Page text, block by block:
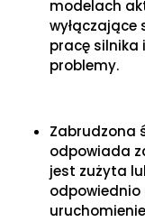
modelach
wyłączające
pracę silnika
problemy.
Zabrudzona
odpowiada
jest zużyta
odpowiednio